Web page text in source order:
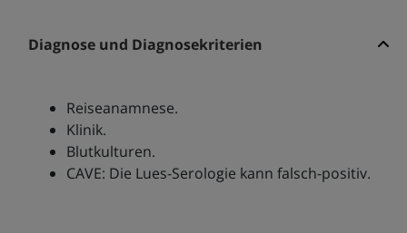
Diagnose und Diagnosekriterien
Reiseanamnese.
Klinik.
Blutkulturen.
CAVE: Die Lues-Serologie kann falsch-positiv.